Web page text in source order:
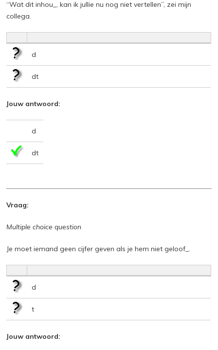
“Wat dit inhou_, kan ik jullie nu nog niet vertellen”, zei mijn
collega.
d
dt
Jouw antwoord:
d
dt
Vraag:
Multiple choice question
Je moet iemand geen cijfer geven als je hem niet geloof_.
d
t
Jouw antwoord: